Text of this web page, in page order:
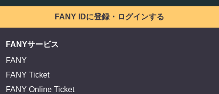
FANY IDに登録・ログインする
FANYサービス
FANY
FANY Ticket
FANY Online Ticket